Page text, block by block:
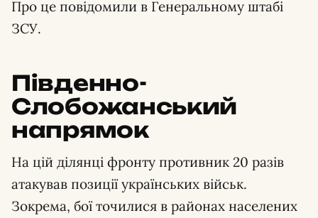
Про це повідомили в Генеральному штабі
ЗСУ.
Південно-
Слобожанський
напрямок
На цій ділянці фронту противник 20 разів
атакував позиції українських військ.
Зокрема, бої точилися в районах населених